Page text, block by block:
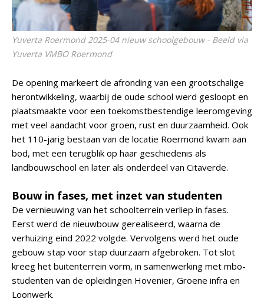
Yuverta Roermond 2025-04 nieuw schoolgebouw - Beeld via
Yuverta VMBO Roermond
De opening markeert de afronding van een grootschalige
herontwikkeling, waarbij de oude school werd gesloopt en
plaatsmaakte voor een toekomstbestendige leeromgeving
met veel aandacht voor groen, rust en duurzaamheid. Ook
het 110-jarig bestaan van de locatie Roermond kwam aan
bod, met een terugblik op haar geschiedenis als
landbouwschool en later als onderdeel van Citaverde.
Bouw in fases, met inzet van studenten
De vernieuwing van het schoolterrein verliep in fases.
Eerst werd de nieuwbouw gerealiseerd, waarna de
verhuizing eind 2022 volgde. Vervolgens werd het oude
gebouw stap voor stap duurzaam afgebroken. Tot slot
kreeg het buitenterrein vorm, in samenwerking met mbo-
studenten van de opleidingen Hovenier, Groene infra en
Loonwerk.